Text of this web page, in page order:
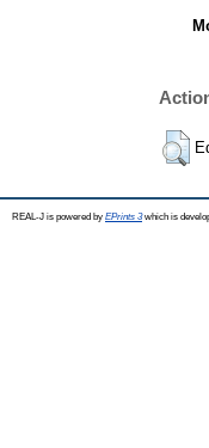
REAL-J is powered by EPrints 3which is